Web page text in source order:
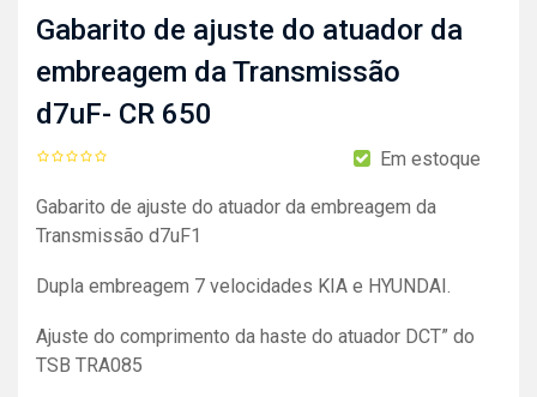
Gabarito de ajuste do atuador da
embreagem da Transmissão
d7uF- CR 650
Em estoque
Gabarito de ajuste do atuador da embreagem da
Transmissão d7uF1
Dupla embreagem 7 velocidades KIA e HYUNDAI.
Ajuste do comprimento da haste do atuador DCT” do
TSB TRA085